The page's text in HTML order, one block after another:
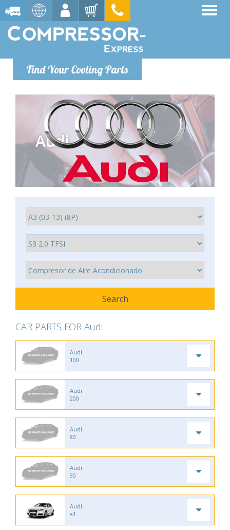
Find Your Cooling Parts
Audi
CAR PARTS FOR Audi
Audi
100
Audi
200
Audi
80
Audi
90
Audi
a1